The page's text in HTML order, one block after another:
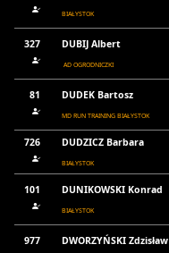
BIAŁYSTOK
327 DUBIJ Albert
AD OGRODNICZKI
81 DUDEK Bartosz
MD RUN TRAINING BIAŁYSTOK
726
DUDZICZ Barbara
BIAŁYSTOK
101 DUNIKOWSKI Konrad
BIAŁYSTOK
977 DWORZYŃSKI Zdzisław